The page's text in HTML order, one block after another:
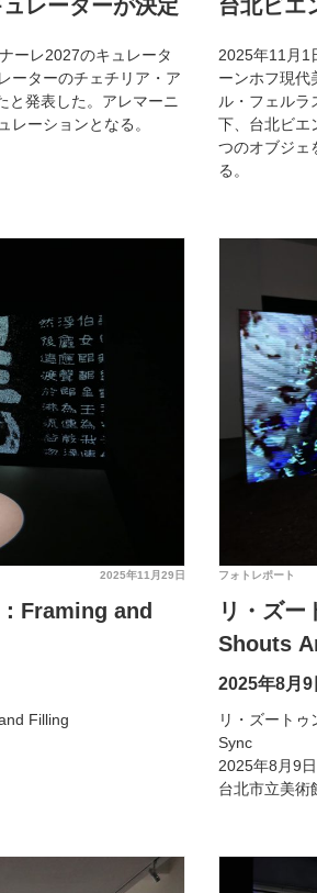
レーターが決定
ーレ2027のキュレータ
ーターのチェチリア・ア
と発表した。アレマーニ
レーションとなる。
台北ビエ
2025年11月1
ーンホフ現代
ル・フェル
下、台北ビエ
つのオブジェ
る。
2025年11月29日
Framing and
Filling
フォトレポート
リ・ズー
Shouts
2025年8月9
リ・ズート
Sync
2025年8月9
台北市立美術